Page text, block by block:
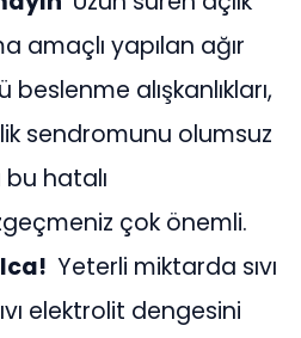
amaçlı yapılan ağır
alışkanlıkları,
sendromunu olumsuz
bu hatalı
çok önemli.
Yeterli miktarda sıvı
elektrolit dengesini